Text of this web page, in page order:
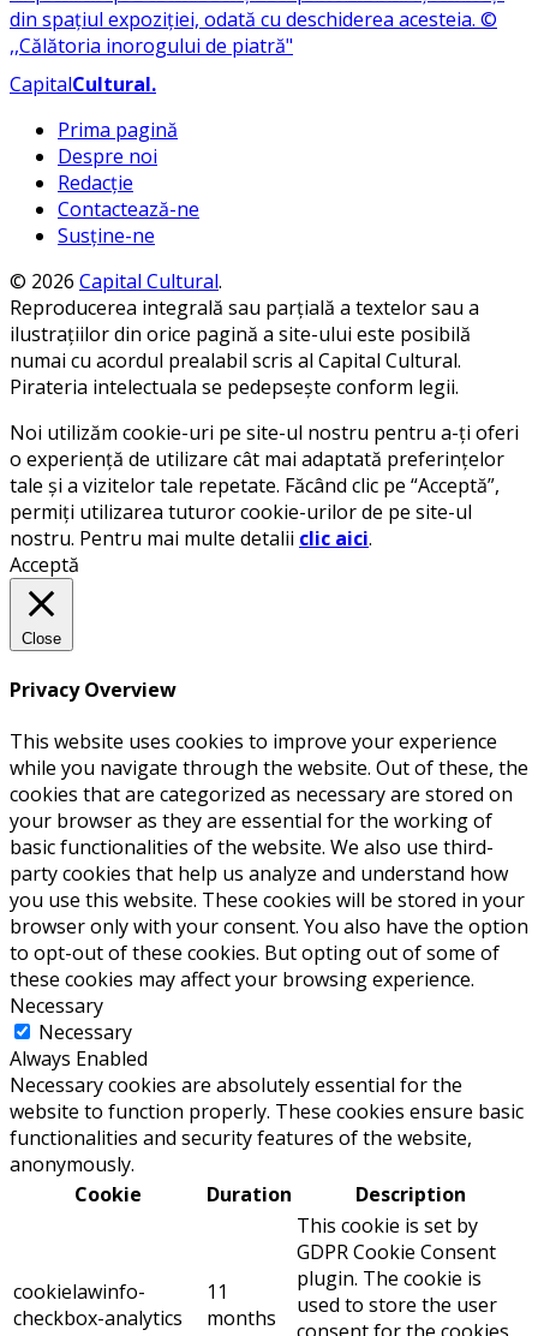
CapitalCultural.
Prima pagină
Despre noi
Redacție
Contactează-ne
Susține-ne
© 2026 Capital Cultural.
Reproducerea integrală sau parțială a textelor sau a
ilustrațiilor din orice pagină a site-ului este posibilă
numai cu acordul prealabil scris al Capital Cultural.
Pirateria intelectuala se pedepsește conform legii.
Noi utilizăm cookie-uri pe site-ul nostru pentru a-ți oferi
o experiență de utilizare cât mai adaptată preferințelor
tale și a vizitelor tale repetate. Făcând clic pe “Acceptă”,
permiți utilizarea tuturor cookie-urilor de pe site-ul
nostru. Pentru mai multe detalii clic aici.
Acceptă
Close
Privacy Overview
This website uses cookies to improve your experience
while you navigate through the website. Out of these, the
cookies that are categorized as necessary are stored on
your browser as they are essential for the working of
basic functionalities of the website. We also use third-
party cookies that help us analyze and understand how
you use this website. These cookies will be stored in your
browser only with your consent. You also have the option
to opt-out of these cookies. But opting out of some of
these cookies may affect your browsing experience.
Necessary
Necessary
Always Enabled
Necessary cookies are absolutely essential for the
website to function properly. These cookies ensure basic
functionalities and security features of the website,
anonymously.
Cookie
Duration Description
cookielawinfo-
checkbox-analytics
11
months
This cookie is set by
GDPR Cookie Consent
plugin. The cookie is
used to store the user